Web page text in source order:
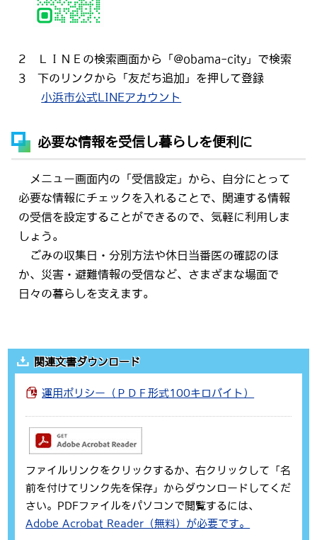
2 ＬＩＮＥの検索画面から「@obama-city」で検索
3 下のリンクから「友だち追加」を押して登録
小浜市公式LINEアカウント
必要な情報を受信し暮らしを便利に
メニュー画面内の「受信設定」から、自分にとって
必要な情報にチェックを入れることで、関連する情報
の受信を設定することができるので、気軽に利用しま
しょう。
ごみの収集日・分別方法や休日当番医の確認のほ
か、災害・避難情報の受信など、さまざまな場面で
日々の暮らしを支えます。
関連文書ダウンロード
運用ポリシー（ＰＤＦ形式100キロバイト）
ファイルリンクをクリックするか、右クリックして「名
前を付けてリンク先を保存」からダウンロードしてくだ
さい。PDFファイルをパソコンで閲覧するには、
Adobe Acrobat Reader（無料）が必要です。